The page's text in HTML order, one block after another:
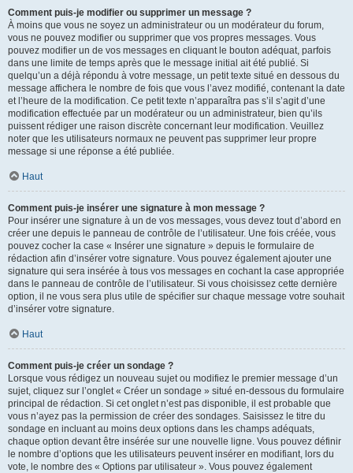
Comment puis-je modifier ou supprimer un message ?
À moins que vous ne soyez un administrateur ou un modérateur du forum,
vous ne pouvez modifier ou supprimer que vos propres messages. Vous
pouvez modifier un de vos messages en cliquant le bouton adéquat, parfois
dans une limite de temps après que le message initial ait été publié. Si
quelqu’un a déjà répondu à votre message, un petit texte situé en dessous du
message affichera le nombre de fois que vous l’avez modifié, contenant la date
et l’heure de la modification. Ce petit texte n’apparaîtra pas s’il s’agit d’une
modification effectuée par un modérateur ou un administrateur, bien qu’ils
puissent rédiger une raison discrète concernant leur modification. Veuillez
noter que les utilisateurs normaux ne peuvent pas supprimer leur propre
message si une réponse a été publiée.
Haut
Comment puis-je insérer une signature à mon message ?
Pour insérer une signature à un de vos messages, vous devez tout d’abord en
créer une depuis le panneau de contrôle de l’utilisateur. Une fois créée, vous
pouvez cocher la case « Insérer une signature » depuis le formulaire de
rédaction afin d’insérer votre signature. Vous pouvez également ajouter une
signature qui sera insérée à tous vos messages en cochant la case appropriée
dans le panneau de contrôle de l’utilisateur. Si vous choisissez cette dernière
option, il ne vous sera plus utile de spécifier sur chaque message votre souhait
d’insérer votre signature.
Haut
Comment puis-je créer un sondage ?
Lorsque vous rédigez un nouveau sujet ou modifiez le premier message d’un
sujet, cliquez sur l’onglet « Créer un sondage » situé en-dessous du formulaire
principal de rédaction. Si cet onglet n’est pas disponible, il est probable que
vous n’ayez pas la permission de créer des sondages. Saisissez le titre du
sondage en incluant au moins deux options dans les champs adéquats,
chaque option devant être insérée sur une nouvelle ligne. Vous pouvez définir
le nombre d’options que les utilisateurs peuvent insérer en modifiant, lors du
vote, le nombre des « Options par utilisateur ». Vous pouvez également